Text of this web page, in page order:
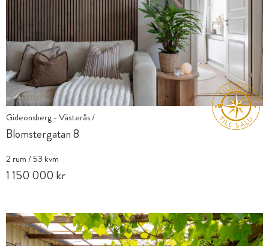
Gideonsberg - Västerås /
Blomstergatan 8
2 rum / 53 kvm
1 150 000 kr